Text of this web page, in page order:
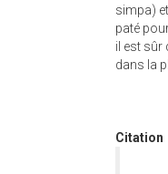
simpa)
paté
il est sûr
dans la
Citation